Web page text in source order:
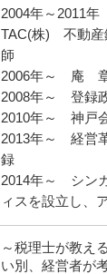
2004年～2011
TAC(株) 不動
師
2006年～ 庵 章
2008年～ 登録
2010年～ 神戸
2013年～ 経営
録
2014年～ シン
ィスを設立し、
～税理士が教え
い別、経営者が